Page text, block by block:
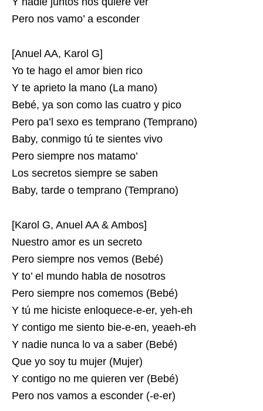
Pero nos vamo’ a esconder
[Anuel AA, Karol G]
Yo te hago el amor bien rico
Y te aprieto la mano (La mano)
Bebé, ya son como las cuatro y pico
Pero pa’l sexo es temprano (Temprano)
Baby, conmigo tú te sientes vivo
Pero siempre nos matamo’
Los secretos siempre se saben
Baby, tarde o temprano (Temprano)
[Karol G, Anuel AA & Ambos]
Nuestro amor es un secreto
Pero siempre nos vemos (Bebé)
Y to’ el mundo habla de nosotros
Pero siempre nos comemos (Bebé)
Y tú me hiciste enloquece-e-er, yeh-eh
Y contigo me siento bie-e-en, yeaeh-eh
Y nadie nunca lo va a saber (Bebé)
Que yo soy tu mujer (Mujer)
Y contigo no me quieren ver (Bebé)
Pero nos vamos a esconder (-e-er)